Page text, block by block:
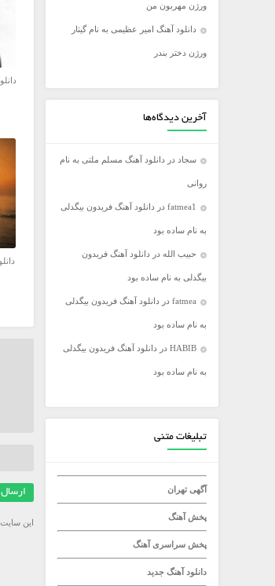
محسن ابراهیم زاده
محسن چاووشی
محمد رضا گلزار
محمد علیزاده
مرتضی اشرفی
مرتضی سرمدی
مهدی جهانی
مهدی یغمایی
میثم ابراهیمی
میلاد راستاد
ورژن مهربون من
دانلود آهنگ امیر عظیمی به نام گیتار
ورژن دختر بندر
آخرین دیدگاه‌ها
سجاد در دانلود آهنگ مسلم ملتی به نام
روانی
fatmea1 در دانلود آهنگ فریدون بیگدلی
به نام ساده بود
حبیب الله در دانلود آهنگ فریدون
بیگدلی به نام ساده بود
fatmea در دانلود آهنگ فریدون بیگدلی
به نام ساده بود
HABIB در دانلود آهنگ فریدون بیگدلی
به نام ساده بود
تبلیغات متنی
آگهی تهران
پخش آهنگ
پخش سراسری آهنگ
دانلود آهنگ جدید
این